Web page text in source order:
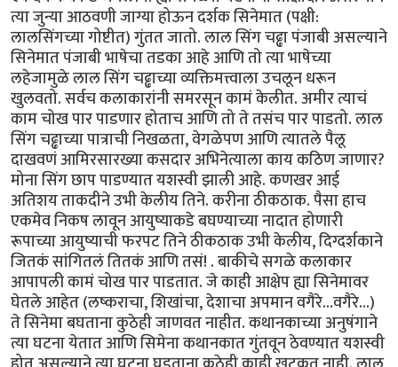
त्या जुन्या आठवणी जाग्या होऊन दर्शक सिनेमात (पक्षी:
लालसिंगच्या गोष्टीत) गुंतत जातो. लाल सिंग चढ्ढा पंजाबी असल्याने
सिनेमात पंजाबी भाषेचा तडका आहे आणि तो त्या भाषेच्या
लहेजामुळे लाल सिंग चढ्ढाच्या व्यक्तिमत्त्वाला उचलून धरून
खुलवतो. सर्वच कलाकारांनी समरसून कामं केलीत. अमीर त्याचं
काम चोख पार पाडणार होताच आणि तो ते तसंच पार पाडतो. लाल
सिंग चढ्ढाच्या पात्राची निखळता, वेगळेपण आणि त्यातले पैलू
दाखवणं आमिरसारख्या कसदार अभिनेत्याला काय कठिण जाणार?
मोना सिंग छाप पाडण्यात यशस्वी झाली आहे. कणखर आई
अतिशय ताकदीने उभी केलीय तिने. करीना ठीकठाक. पैसा हाच
एकमेव निकष लावून आयुष्याकडे बघण्याच्या नादात होणारी
रूपाच्या आयुष्याची फरपट तिने ठीकठाक उभी केलीय, दिग्दर्शकाने
जितकं सांगितलं तितकं आणि तसं! . बाकीचे सगळे कलाकार
आपापली कामं चोख पार पाडतात. जे काही आक्षेप ह्या सिनेमावर
घेतले आहेत (लष्कराचा, शिखांचा, देशाचा अपमान वगैरे...वगैरे...)
ते सिनेमा बघताना कुठेही जाणवत नाहीत. कथानकाच्या अनुषंगाने
त्या घटना येतात आणि सिमेना कथानकात गुंतवून ठेवण्यात यशस्वी